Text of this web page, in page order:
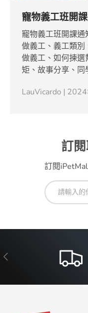
寵物義工班開
寵物義工班開課
做義工、義工類
做義工、如何揀
矩、故事分享、同
LauVicardo | 2024
訂
訂閱
電郵
上一頁